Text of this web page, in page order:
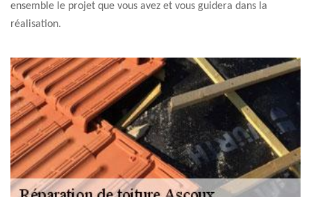
ensemble le projet que vous avez et vous guidera dans la
réalisation.